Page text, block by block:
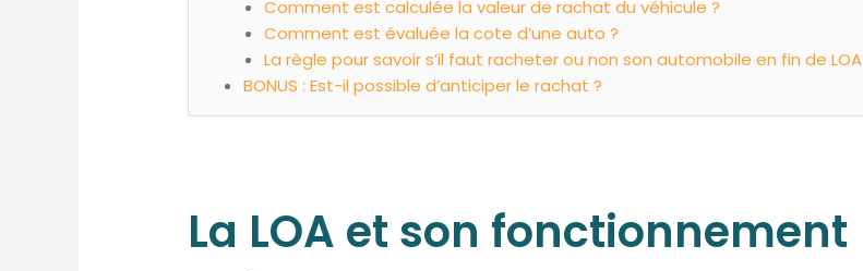
Comment est calculée la valeur de rachat du véhicule ?
Comment est évaluée la cote d’une auto ?
La règle pour savoir s’il faut racheter ou non son automobile en fin de LOA
BONUS : Est-il possible d’anticiper le rachat ?
La LOA et son fonctionnement